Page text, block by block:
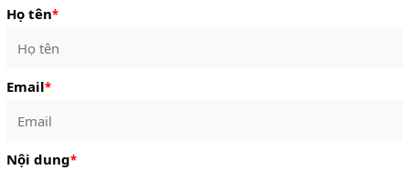
Họ tên*
Email*
Nội dung*